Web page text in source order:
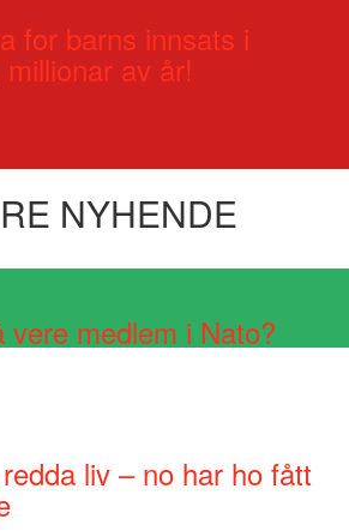
for barns innsats i
av år!
NYHENDE
vere medlem i Nato?
liv – no har ho fått